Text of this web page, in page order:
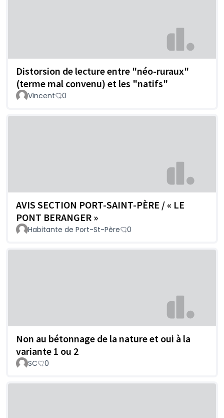
Distorsion de lecture entre "néo-ruraux"
(terme mal convenu) et les "natifs"
Vincent 0
AVIS SECTION PORT-SAINT-PÈRE / « LE
PONT BERANGER »
Habitante de Port-St-Père 0
Non au bétonnage de la nature et oui à la
variante 1 ou 2
SC 0